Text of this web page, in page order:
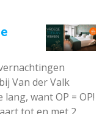
Van der Valk
want OP = OP!